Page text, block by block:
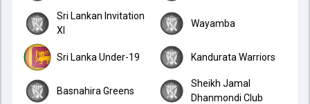
Sri Lankan Invitation
XI
Wayamba
Sri Lanka Under-19 Kandurata Warriors
Basnahira Greens
Sheikh Jamal
Dhanmondi Club